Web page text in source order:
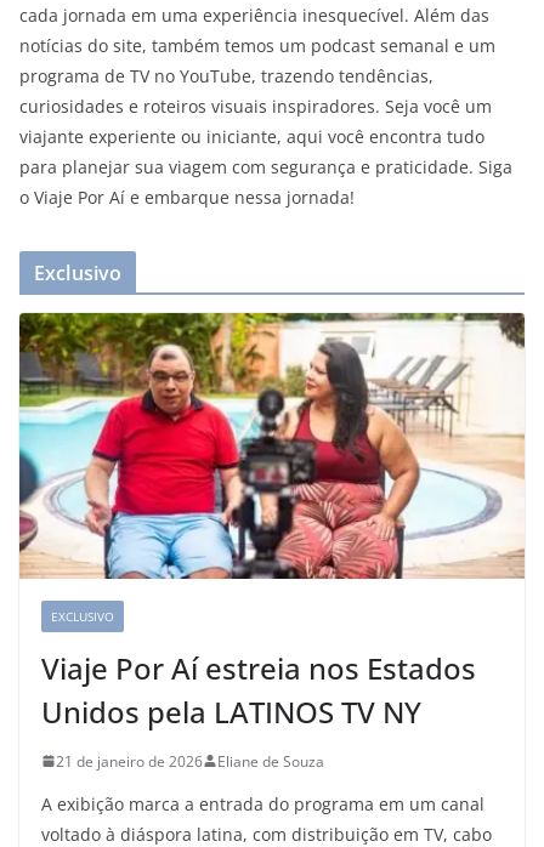
cada jornada em uma experiência inesquecível. Além das
notícias do site, também temos um podcast semanal e um
programa de TV no YouTube, trazendo tendências,
curiosidades e roteiros visuais inspiradores. Seja você um
viajante experiente ou iniciante, aqui você encontra tudo
para planejar sua viagem com segurança e praticidade. Siga
o Viaje Por Aí e embarque nessa jornada!
Exclusivo
EXCLUSIVO
Viaje Por Aí estreia nos Estados
Unidos pela LATINOS TV NY
21 de janeiro de 2026 Eliane de Souza
A exibição marca a entrada do programa em um canal
voltado à diáspora latina, com distribuição em TV, cabo